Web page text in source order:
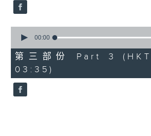
seconds
31
minutes,
9
seconds
00:00
第三部份 Part 3
03:35)